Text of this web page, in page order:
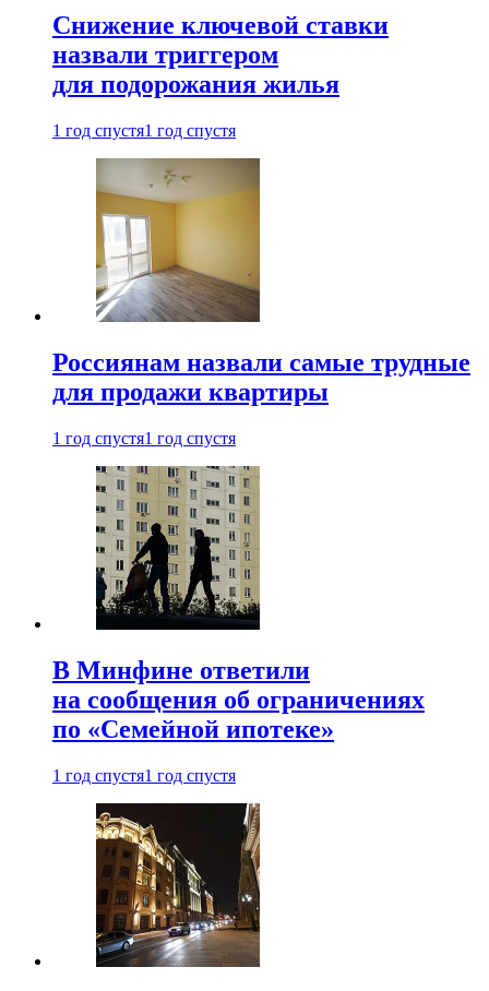
Снижение ключевой ставки
назвали триггером
для подорожания жилья
1 год спустя1 год спустя
Россиянам назвали самые трудные
для продажи квартиры
1 год спустя1 год спустя
В Минфине ответили
на сообщения об ограничениях
по «Семейной ипотеке»
1 год спустя1 год спустя